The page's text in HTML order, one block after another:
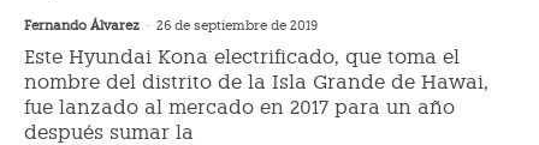
Fernando Álvarez - 26 de septiembre de 2019
Este Hyundai Kona electrificado, que toma el
nombre del distrito de la Isla Grande de Hawai,
fue lanzado al mercado en 2017 para un año
después sumar la